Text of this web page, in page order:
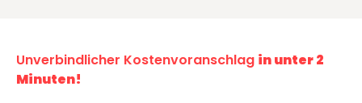
Unverbindlicher Kostenvoranschlag in unter 2
Minuten!